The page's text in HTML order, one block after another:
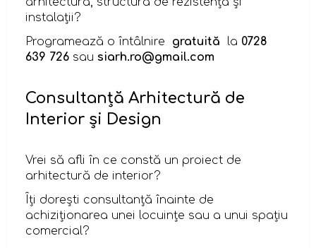
instalații?
Programează o întâlnire gratuită la 0728
639 726 sau siarh.ro@gmail.com
Consultanță Arhitectură de
Interior și Design
Vrei să afli în ce constă un proiect de
arhitectură de interior?
Îți dorești consultanță înainte de
achiziționarea unei locuințe sau a unui spațiu
comercial?